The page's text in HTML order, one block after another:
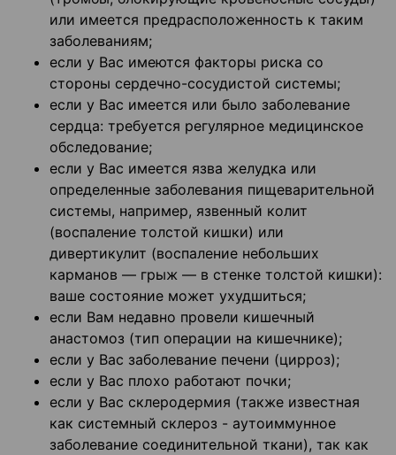
или имеется предрасположенность к таким
заболеваниям;
если у Вас имеются факторы риска со
стороны сердечно-сосудистой системы;
если у Вас имеется или было заболевание
сердца: требуется регулярное медицинское
обследование;
если у Вас имеется язва желудка или
определенные заболевания пищеварительной
системы, например, язвенный колит
(воспаление толстой кишки) или
дивертикулит (воспаление небольших
карманов — грыж — в стенке толстой кишки):
ваше состояние может ухудшиться;
если Вам недавно провели кишечный
анастомоз (тип операции на кишечнике);
если у Вас заболевание печени (цирроз);
если у Вас плохо работают почки;
если у Вас склеродермия (также известная
как системный склероз - аутоиммунное
заболевание соединительной ткани), так как